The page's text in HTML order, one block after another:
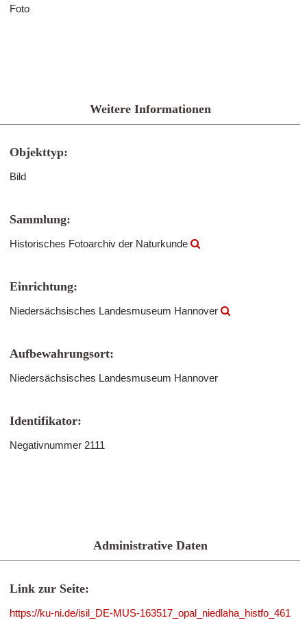
Foto
Weitere Informationen
Objekttyp:
Bild
Sammlung:
Historisches Fotoarchiv der Naturkunde
Einrichtung:
Niedersächsisches Landesmuseum Hannover
Aufbewahrungsort:
Niedersächsisches Landesmuseum Hannover
Identifikator:
Negativnummer 2111
Administrative Daten
Link zur Seite:
https://ku-ni.de/isil_DE-MUS-163517_opal_niedlaha_histfo_461